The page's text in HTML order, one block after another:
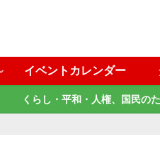
イベントカレンダー
くらし・平和・人権、国民の